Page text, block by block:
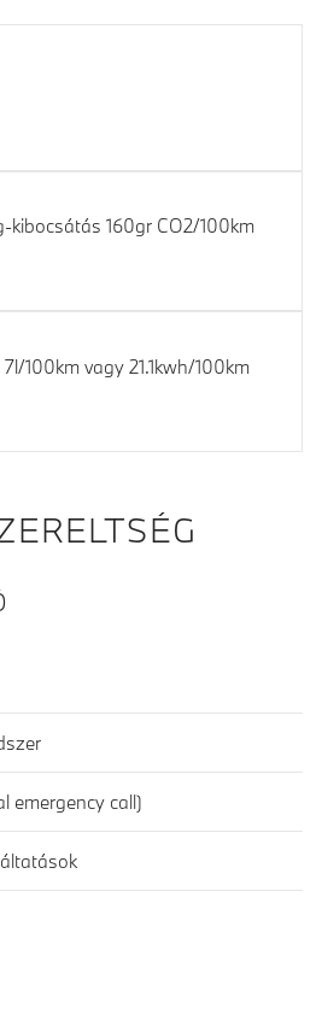
kibocsátás 160gr CO2/100km
100km vagy 21.1kwh/100km
emergency call)